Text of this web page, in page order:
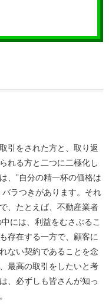
引をされた方と、取り返
れる方と二つに二極化し
、”自分の精一杯の価格は
ラつきがあります。それ
、たとえば、不動産業者
には、利益をむさぶるこ
存在する一方で、顧客に
ない契約であることを念
最高の取引をしたいと考
、必ずしも皆さんが知っ